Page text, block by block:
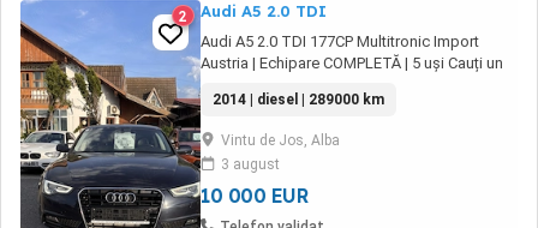
2 Audi A5 2.0 TDI
Audi A5 2.0 TDI 177CP Multitronic Import
Austria | Echipare COMPLETĂ | 5 uși Cauți un
prezentăm Audi A5, motorizare diesel de 2.0
litri (177CP), cutie automată Multitronic, cu un
consum mixt de doar 4.8 l 100km! Mașina
este import Austria, într-o stare foarte ...
2014 | diesel | 289000 km
Vintu de Jos, Alba
3 august
10 000 EUR